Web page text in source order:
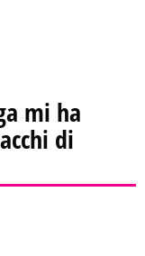
mi ha
di